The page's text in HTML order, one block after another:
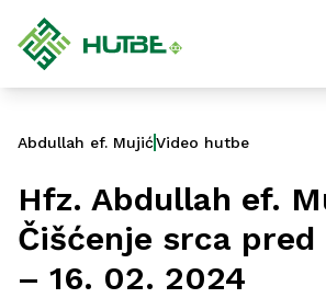
Abdullah ef. MujićVideo hutbe
Hfz. Abdullah ef.
Čišćenje srca pred
– 16. 02. 2024